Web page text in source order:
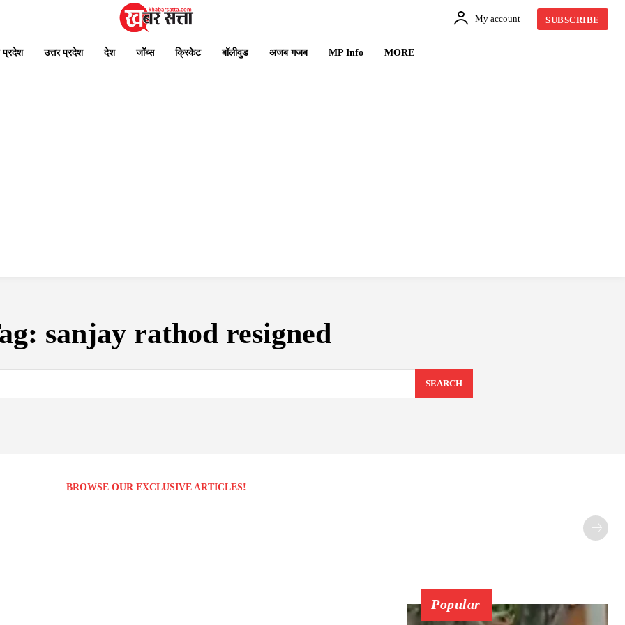
My account SUBSCRIBE
प्रदेश उत्तर प्रदेश देश जॉब्स क्रिकेट बॉलीवुड अजब गजब MP Info MORE
sanjay rathod resigned
SEARCH
BROWSE OUR EXCLUSIVE ARTICLES!
Popular